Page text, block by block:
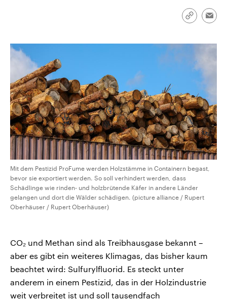
Link
Mit dem Pestizid ProFume werden Holzstämme in Containern begast,
bevor sie exportiert werden. So soll verhindert werden, dass
Schädlinge wie rinden- und holzbrütende Käfer in andere Länder
gelangen und dort die Wälder schädigen. (picture alliance / Rupert
Oberhäuser / Rupert Oberhäuser)
CO₂ und Methan sind als Treibhausgase bekannt –
aber es gibt ein weiteres Klimagas, das bisher kaum
beachtet wird: Sulfurylfluorid. Es steckt unter
anderem in einem Pestizid, das in der Holzindustrie
weit verbreitet ist und soll tausendfach